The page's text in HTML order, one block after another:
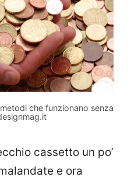
che funzionano senza
cassetto un po’
e ora